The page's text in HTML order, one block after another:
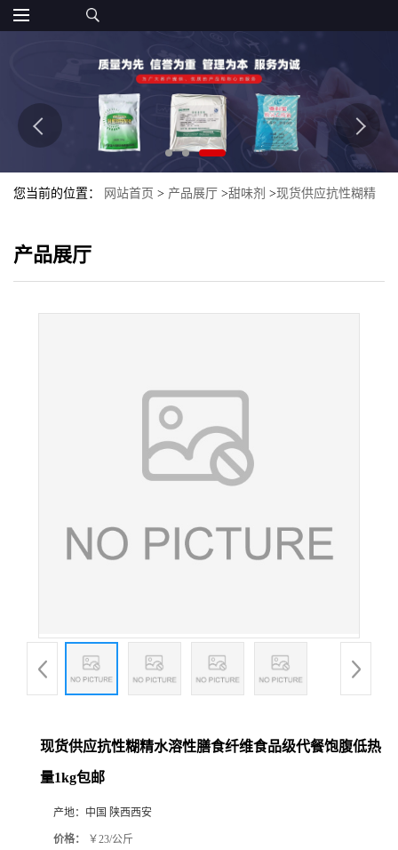
您当前的位置： 网站首页 > 产品展厅 >甜味剂 >现货供应抗性糊精
产品展厅
现货供应抗性糊精水溶性膳食纤维食品级代餐饱腹低热
量1kg包邮
产地： 中国 陕西西安
价格： ￥23/公斤